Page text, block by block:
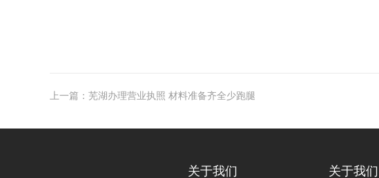
上一篇：芜湖办理营业执照 材料准备齐全少跑腿
关于我们 关于我们